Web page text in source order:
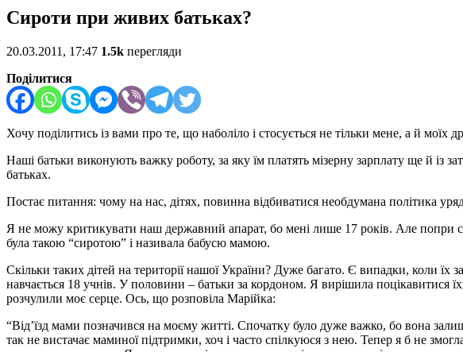
Сироти при живих батьках?
20.03.2011, 17:47 1.5k перегляди
Поділитися
Хочу поділитись із вами про те, що наболіло і стосується не тільки мене, а й моїх
Наші батьки виконують важку роботу, за яку їм платять мізерну зарплату ще й
батьках.
Постає питання: чому на нас, дітях, повинна відбиватися необдумана політика
Я не можу критикувати наш державний апарат, бо мені лише 17 років. Але попри
була такою “сиротою” і називала бабусю мамою.
Скільки таких дітей на території нашої України? Дуже багато. Є випадки, коли
навчається 18 учнів. У половини – батьки за кордоном. Я вирішила поцікавитися
розчулили моє серце. Ось, що розповіла Марійка:
“Від’їзд мами позначився на моєму житті. Спочатку було дуже важко, бо вона
так не вистачає маминої підтримки, хоч і часто спілкуюся з нею. Тепер я б не